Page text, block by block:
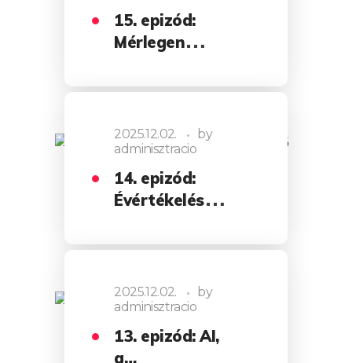
15. epizód:
Mérlegen
2025.12.02.
by
adminisztracio
14. epizód:
Évértékelés
2025.12.02.
by
adminisztracio
13. epizód: AI,
a…